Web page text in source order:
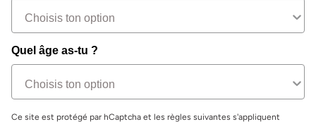
Quel âge as-tu ?
Ce site est protégé par hCaptcha et les règles suivantes s'appliquent